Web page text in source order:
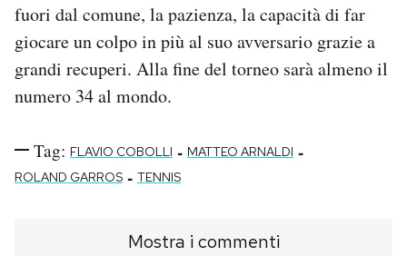
fuori dal comune, la pazienza, la capacità di far
giocare un colpo in più al suo avversario grazie a
grandi recuperi. Alla fine del torneo sarà almeno il
numero 34 al mondo.
Tag: FLAVIO COBOLLI - MATTEO ARNALDI -
ROLAND GARROS - TENNIS
Mostra i commenti